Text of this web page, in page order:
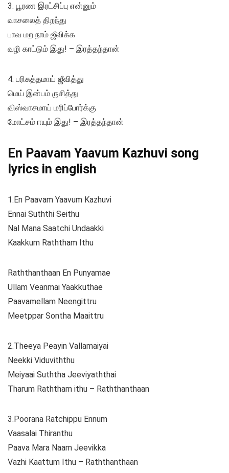
3. பூரண இரட்சிப்பு என்னும்
வாசலைத் திறந்து
பாவ மற நாம் ஜீவிக்க
வழி காட்டும் இது! – இரத்தந்தான்
4. பரிசுத்தமாய் ஜீவித்து
மெய் இன்பம் ருசித்து
விஸ்வாசமாய் மரிப்போர்க்கு
மோட்சம் ஈயும் இது! – இரத்தந்தான்
En Paavam Yaavum Kazhuvi song
lyrics in english
1.En Paavam Yaavum Kazhuvi
Ennai Suththi Seithu
Nal Mana Saatchi Undaakki
Kaakkum Raththam Ithu
Raththanthaan En Punyamae
Ullam Veanmai Yaakkuthae
Paavamellam Neengittru
Meetppar Sontha Maaittru
2.Theeya Peayin Vallamaiyai
Neekki Viduviththu
Meiyaai Suththa Jeeviyaththai
Tharum Raththam ithu – Raththanthaan
3.Poorana Ratchippu Ennum
Vaasalai Thiranthu
Paava Mara Naam Jeevikka
Vazhi Kaattum Ithu – Raththanthaan